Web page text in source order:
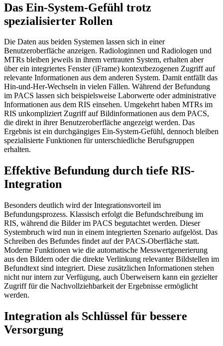
Das Ein-System-Gefühl trotz
spezialisierter Rollen
Die Daten aus beiden Systemen lassen sich in einer
Benutzeroberfläche anzeigen. Radiologinnen und Radiologen und
MTRs bleiben jeweils in ihrem vertrauten System, erhalten aber
über ein integriertes Fenster (iFrame) kontextbezogenen Zugriff auf
relevante Informationen aus dem anderen System. Damit entfällt das
Hin-und-Her-Wechseln in vielen Fällen. Während der Befundung
im PACS lassen sich beispielsweise Laborwerte oder administrative
Informationen aus dem RIS einsehen. Umgekehrt haben MTRs im
RIS unkompliziert Zugriff auf Bildinformationen aus dem PACS,
die direkt in ihrer Benutzeroberfläche angezeigt werden. Das
Ergebnis ist ein durchgängiges Ein-System-Gefühl, dennoch bleiben
spezialisierte Funktionen für unterschiedliche Berufsgruppen
erhalten.
Effektive Befundung durch tiefe RIS-
Integration
Besonders deutlich wird der Integrationsvorteil im
Befundungsprozess. Klassisch erfolgt die Befundschreibung im
RIS, während die Bilder im PACS begutachtet werden. Dieser
Systembruch wird nun in einem integrierten Szenario aufgelöst. Das
Schreiben des Befundes findet auf der PACS-Oberfläche statt.
Moderne Funktionen wie die automatische Messwertgenerierung
aus den Bildern oder die direkte Verlinkung relevanter Bildstellen im
Befundtext sind integriert. Diese zusätzlichen Informationen stehen
nicht nur intern zur Verfügung, auch Überweisern kann ein gezielter
Zugriff für die Nachvollziehbarkeit der Ergebnisse ermöglicht
werden.
Integration als Schlüssel für bessere
Versorgung